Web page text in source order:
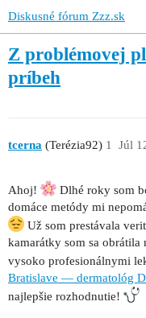
Diskusné fórum Zzz.sk
Z problémovej
príbeh
tcerna (Terézia92) Júl
1
Ahoj!
Dlhé roky som
domáce metódy mi
Už som prestávala
kamarátky som sa
vysoko profesionálnymi
Bratislave — dermatológ
najlepšie rozhodnutie!